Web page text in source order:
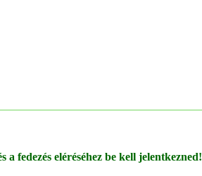
a fedezés eléréséhez be kell jelentkezned!